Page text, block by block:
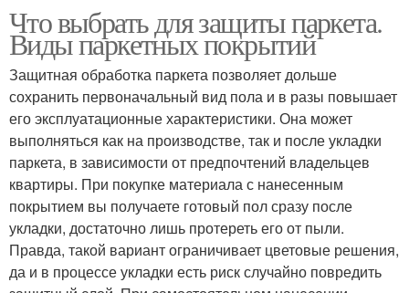
Что выбрать для защиты паркета.
Виды паркетных покрытий
Защитная обработка паркета позволяет дольше
сохранить первоначальный вид пола и в разы повышает
его эксплуатационные характеристики. Она может
выполняться как на производстве, так и после укладки
паркета, в зависимости от предпочтений владельцев
квартиры. При покупке материала с нанесенным
покрытием вы получаете готовый пол сразу после
укладки, достаточно лишь протереть его от пыли.
Правда, такой вариант ограничивает цветовые решения,
да и в процессе укладки есть риск случайно повредить